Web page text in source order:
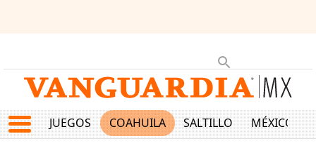
JUEGOS COAHUILA SALTILLO MÉXICO